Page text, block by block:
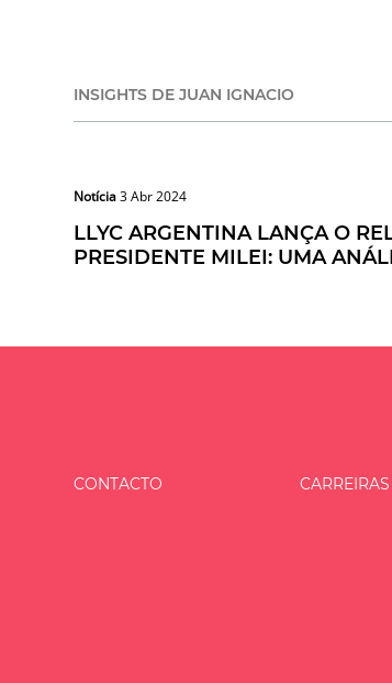
INSIGHTS DE JUAN IGNACIO
Notícia3 Abr 2024
LLYC ARGENTINA LANÇA O
PRESIDENTE MILEI: UMA
CONTACTO CARREIRAS